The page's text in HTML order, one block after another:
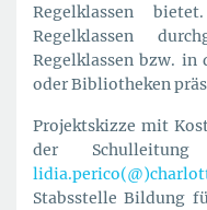
Regelklassen
Regelklassen
Regelklassen bzw. in
oder Bibliotheken
Projektskizze mit
der
Stabsstelle Bildung